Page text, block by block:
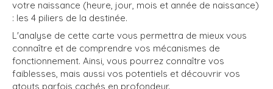
votre naissance (heure, jour, mois et année de naissance)
: les 4 piliers de la destinée.
L'analyse de cette carte vous permettra de mieux vous
connaître et de comprendre vos mécanismes de
fonctionnement. Ainsi, vous pourrez connaître vos
faiblesses, mais aussi vos potentiels et découvrir vos
atouts parfois cachés en profondeur.